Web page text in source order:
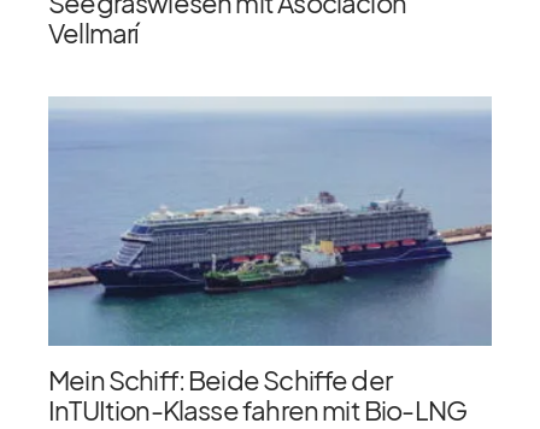
Vellmarí
Mein Schiff: Beide Schiffe der
InTUItion-Klasse fahren mit Bio-LNG